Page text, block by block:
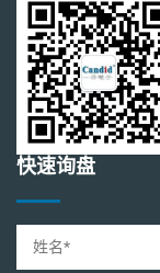
快速询盘